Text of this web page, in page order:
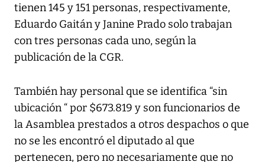
tienen 145 y 151 personas, respectivamente,
Eduardo Gaitán y Janine Prado solo trabajan
con tres personas cada uno, según la
publicación de la CGR.
También hay personal que se identifica “sin
ubicación “ por $673.819 y son funcionarios de
la Asamblea prestados a otros despachos o que
no se les encontró el diputado al que
pertenecen, pero no necesariamente que no